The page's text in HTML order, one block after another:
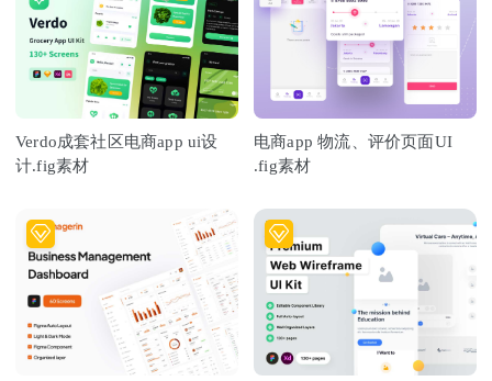
Verdo成套社区电商app ui设
计.fig素材
电商app 物流、评价页面UI
.fig素材